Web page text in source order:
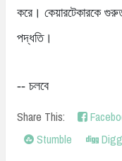
করে। কেয়ারটেকারকে
পদ্ধতি।
-- চলবে
Share This:
Stumble
Digg